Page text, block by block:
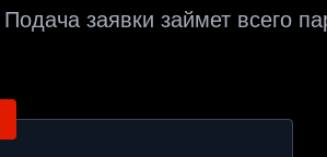
Подача заявки займет всего